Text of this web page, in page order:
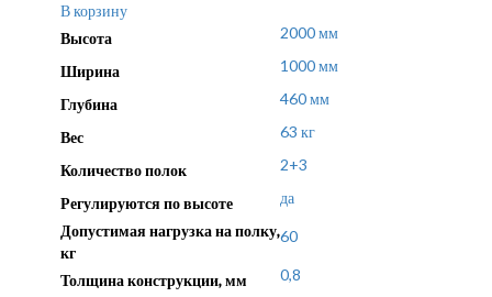
В корзину
Высота
2000 мм
Ширина 1000 мм
Глубина 460 мм
Вес 63 кг
Количество полок 2+3
Регулируются по высоте
да
Допустимая нагрузка на полку,
кг
60
Толщина конструкции, мм 0,8